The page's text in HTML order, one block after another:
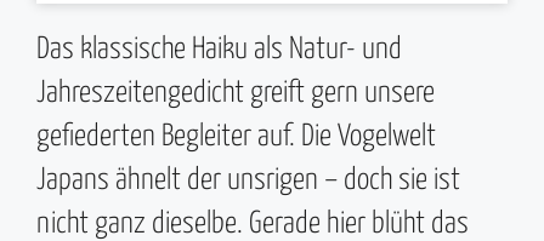
Das klassische Haiku als Natur- und
Jahreszeitengedicht greift gern unsere
gefiederten Begleiter auf. Die Vogelwelt
Japans ähnelt der unsrigen – doch sie ist
nicht ganz dieselbe. Gerade hier blüht das